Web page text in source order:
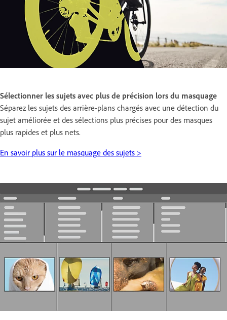
Sélectionner les sujets avec plus de précision lors du masquage
Séparez les sujets des arrière-plans chargés avec une détection du
sujet améliorée et des sélections plus précises pour des masques
plus rapides et plus nets.
En savoir plus sur le masquage des sujets >